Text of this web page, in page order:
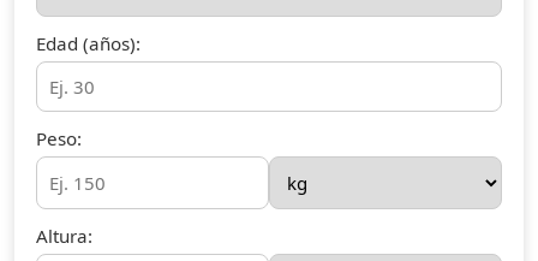
Edad (años):
Peso:
Altura: